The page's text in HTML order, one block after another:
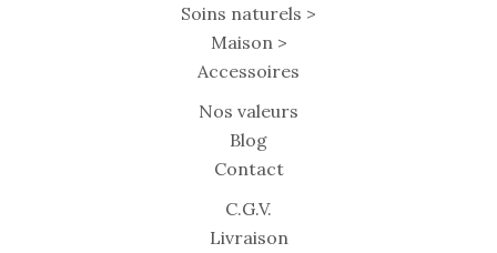
Soins naturels >
Maison >
Accessoires
Nos valeurs
Blog
Contact
C.G.V.
Livraison